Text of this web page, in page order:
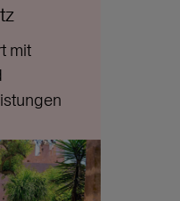
mit